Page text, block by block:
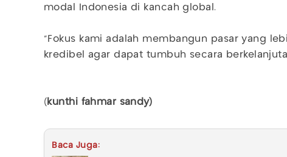
modal Indonesia di kancah global.
“Fokus kami adalah membangun pasar yang
kredibel agar dapat tumbuh secara
( kunthi fahmar sandy)
Baca Juga: